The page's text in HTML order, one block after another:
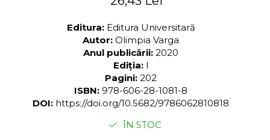
Editura: Editura Universitară
Autor: Olimpia Varga
Anul publicării: 2020
Ediția: I
Pagini: 202
ISBN: 978-606-28-1081-8
DOI: https://doi.org/10.5682/9786062810818
ÎN STOC